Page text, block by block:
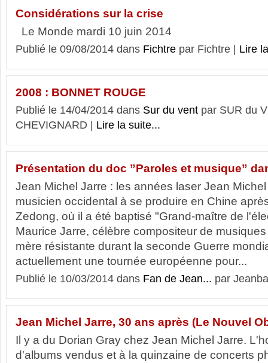
Considérations sur la crise
Le Monde mardi 10 juin 2014
Publié le 09/08/2014 dans Fichtre par Fichtre | Lire
2008 : BONNET ROUGE
Publié le 14/04/2014 dans Sur du vent par SUR du
CHEVIGNARD | Lire la suite...
Présentation du doc ”Paroles et musique”
Jean Michel Jarre : les années laser Jean
musicien occidental à se produire en Chine
Zedong, où il a été baptisé "Grand-maître de
Maurice Jarre, célèbre compositeur de
mère résistante durant la seconde Guerre
actuellement une tournée européenne pour...
Publié le 10/03/2014 dans Fan de Jean... par
Jean Michel Jarre, 30 ans après (Le Nouvel
Il y a du Dorian Gray chez Jean Michel Jarre.
d'albums vendus et à la quinzaine de concerts